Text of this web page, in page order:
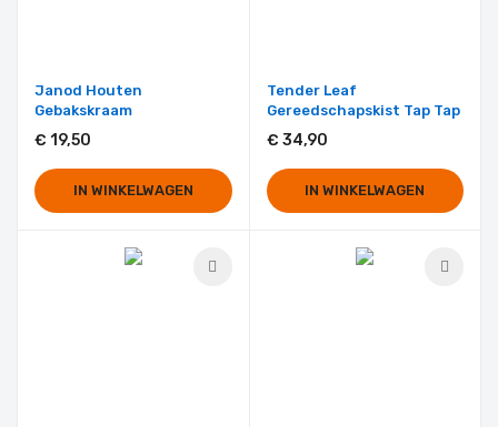
Janod Houten
Gebakskraam
€ 19,50
IN WINKELWAGEN
Tender Leaf
Gereedschapskist Tap Tap
€ 34,90
IN WINKELWAGEN